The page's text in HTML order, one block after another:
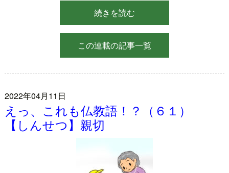
続きを読む
この連載の記事一覧
2022年04月11日
えっ、これも仏教語！？（６１）
【しんせつ】親切